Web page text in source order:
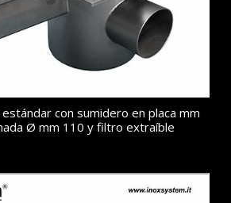
con sumidero en placa mm
Ø mm 110 y filtro extraíble